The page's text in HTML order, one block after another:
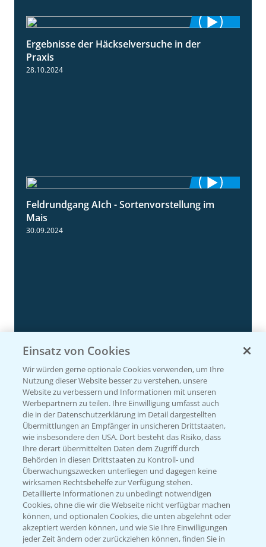
Ergebnisse der Häckselversuche in der
Praxis
28.10.2024
11:24
Feldrundgang AIch - Sortenvorstellung im
Mais
30.09.2024
4:50
Rundgang Silomais Demo bei Neu-Ulm
23.09.2024
5:54
Rundgang - Silomais Demo Region
Augsburg
Einsatz von Cookies
Wir würden gerne optionale Cookies verwenden, um Ihre
Nutzung dieser Website besser zu verstehen, unsere
Website zu verbessern und Informationen mit unseren
Werbepartnern zu teilen. Ihre Einwilligung umfasst auch
die in der Datenschutzerklärung im Detail dargestellten
Übermittlungen an Empfänger in unsicheren Drittstaaten,
wie insbesondere den USA. Dort besteht das Risiko, dass
Ihre derart übermittelten Daten dem Zugriff durch
Behörden in diesen Drittstaaten zu Kontroll- und
Überwachungszwecken unterliegen und dagegen keine
wirksamen Rechtsbehelfe zur Verfügung stehen.
Detaillierte Informationen zu unbedingt notwendigen
Cookies, ohne die wir die Webseite nicht verfügbar machen
können, und optionalen Cookies, die unten abgelehnt oder
akzeptiert werden können, und wie Sie Ihre Einwilligungen
jeder Zeit ändern oder zurückziehen können, finden Sie in